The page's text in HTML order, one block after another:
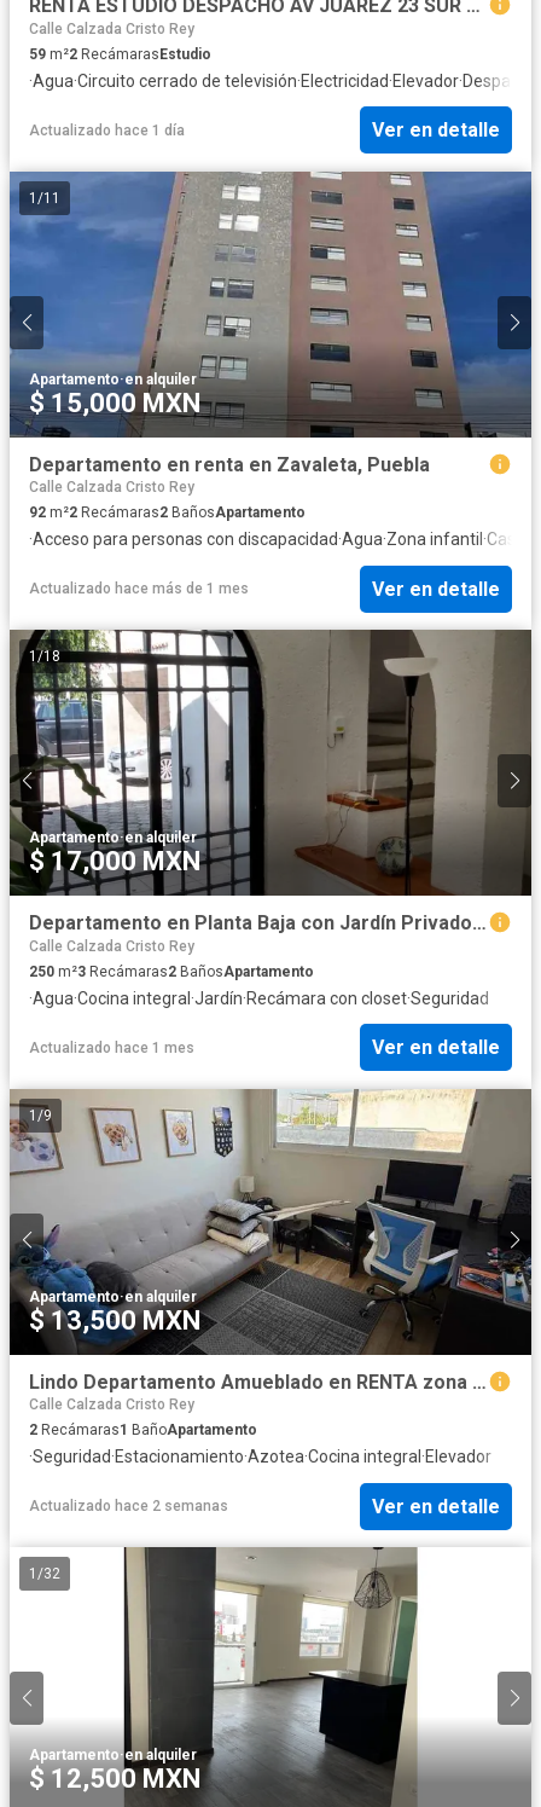
RENTA ESTUDIO DESPACHO AV JUAREZ 23 SUR LA PAZ UPAEP PUEBLA
Calle Calzada Cristo Rey
59 m²2 RecámarasEstudio
·Agua·Circuito cerrado de televisión·Electricidad·Elevador·Despacho
Actualizado hace 1 día Ver en detalle
1 /11
Apartamento·en alquiler
$ 15,000 MXN
Departamento en renta en Zavaleta, Puebla
Calle Calzada Cristo Rey
92 m²2 Recámaras2 BañosApartamento
·Acceso para personas con discapacidad·Agua·Zona infantil ·
Actualizado hace más de 1 mes Ver en detalle
1 /18
Apartamento·en alquiler
$ 17,000 MXN
Departamento en Planta Baja con Jardín Privado en Renta | Fraccionamiento Cerrado
Calle Calzada Cristo Rey
250 m²3 Recámaras2 BañosApartamento
·Agua·Cocina integral ·Jardín·Recámara con closet·Seguridad
Actualizado hace 1 mes Ver en detalle
1 /9
Apartamento·en alquiler
$ 13,500 MXN
Lindo Departamento Amueblado en RENTA zona plaza Explanada Cholula
Calle Calzada Cristo Rey
2 Recámaras1 BañoApartamento
·Seguridad·Estacionamiento·Azotea·Cocina integral ·Elevador
Actualizado hace 2 semanas Ver en detalle
1 /32
Apartamento·en alquiler
$ 12,500 MXN